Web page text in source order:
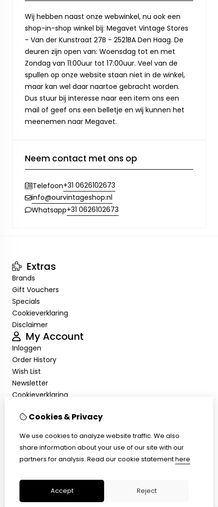
Wij hebben naast onze webwinkel, nu ook een
shop-in-shop winkel bij: Megavet Vintage Stores
- Van der Kunstraat 27B - 2521BA Den Haag. De
deuren zijn open van: Woensdag tot en met
Zondag van 11:00uur tot 17:00uur. Veel van de
spullen op onze website staan niet in de winkel,
maar kan wel daar naartoe gebracht worden.
Dus stuur bij interesse naar een item ons een
mail of geef ons een belletje en wij kunnen het
meenemen naar Megavet.
Neem contact met ons op
Telefoon+31 0626102673
info@ourvintageshop.nl
Whatsapp+31 0626102673
Extras
Brands
Gift Vouchers
Specials
Cookieverklaring
Disclaimer
My Account
Inloggen
Order History
Wish List
Newsletter
Cookieverklaring
Customer Service
Cookieverklaring
Cookies & Privacy
We use cookies to analyze website traffic. We also
share information about your use of our site with our
partners for analysis. Read our cookie statementhere
Accept Reject